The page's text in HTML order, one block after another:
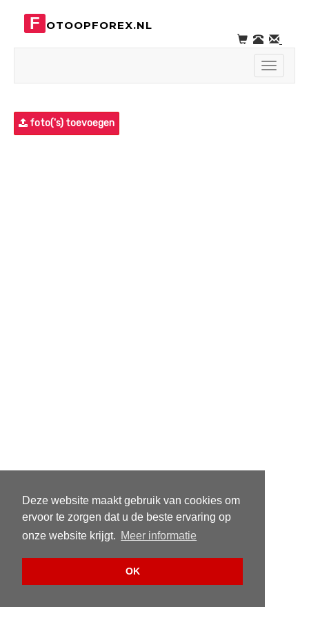
Deze website maakt gebruik van cookies om
ervoor te zorgen dat u de beste ervaring op
onze website krijgt. Meer informatie
OK
F OTOOPFOREX.NL
Toggle
foto('s) toevoegen